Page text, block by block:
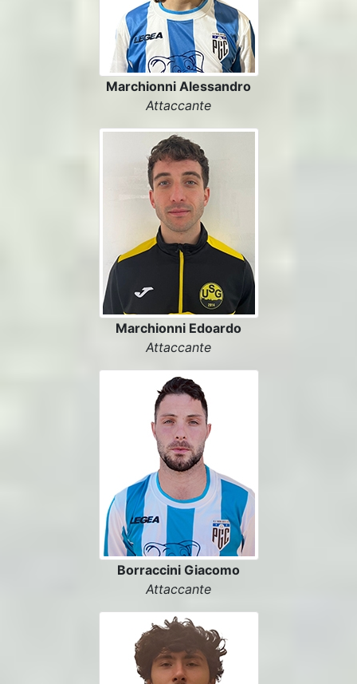
Marchionni Alessandro
Attaccante
Marchionni Edoardo
Attaccante
Borraccini Giacomo
Attaccante